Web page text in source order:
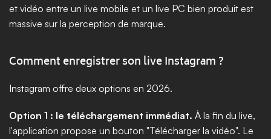
et vidéo entre un live mobile et un live PC bien produit est
massive sur la perception de marque.
Comment enregistrer son live Instagram ?
Instagram offre deux options en 2026.
Option 1 : le téléchargement immédiat. À la fin du live,
l'application propose un bouton "Télécharger la vidéo". Le